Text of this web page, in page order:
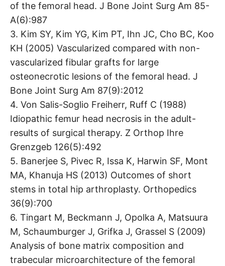
of the femoral head. J Bone Joint Surg Am 85-
A(6):987
3. Kim SY, Kim YG, Kim PT, Ihn JC, Cho BC, Koo
KH (2005) Vascularized compared with non-
vascularized fibular grafts for large
osteonecrotic lesions of the femoral head. J
Bone Joint Surg Am 87(9):2012
4. Von Salis-Soglio Freiherr, Ruff C (1988)
Idiopathic femur head necrosis in the adult-
results of surgical therapy. Z Orthop Ihre
Grenzgeb 126(5):492
5. Banerjee S, Pivec R, Issa K, Harwin SF, Mont
MA, Khanuja HS (2013) Outcomes of short
stems in total hip arthroplasty. Orthopedics
36(9):700
6. Tingart M, Beckmann J, Opolka A, Matsuura
M, Schaumburger J, Grifka J, Grassel S (2009)
Analysis of bone matrix composition and
trabecular microarchitecture of the femoral